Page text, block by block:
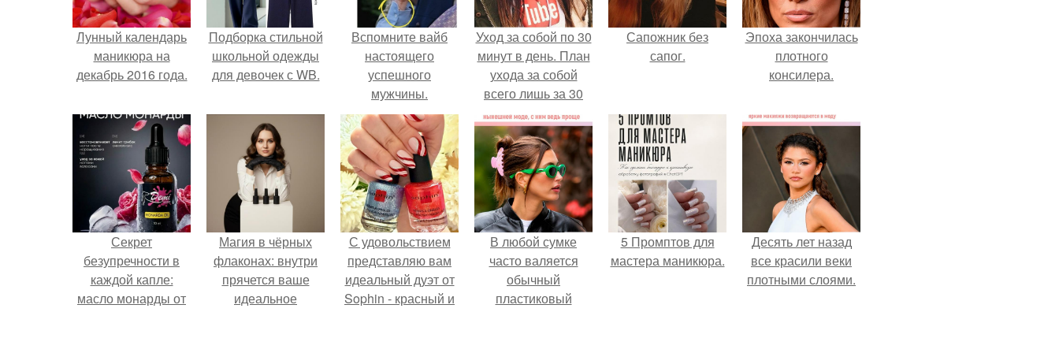
Лунный календарь
маникюра на
декабрь 2016 года.
Подборка стильной
школьной одежды
для девочек с WB.
Вспомните вайб
настоящего
успешного
мужчины.
Уход за собой по 30
минут в день. План
ухода за собой
всего лишь за 30
минут в день.
Сапожник без
сапог.
Эпоха закончилась
плотного
консилера.
Секрет
безупречности в
каждой капле:
масло монарды от
Магия в чёрных
флаконах: внутри
прячется ваше
идеальное
С удовольствием
представляю вам
идеальный дуэт от
Sophin - красный и
В любой сумке
часто валяется
обычный
пластиковый
5 Промптов для
мастера маникюра.
Десять лет назад
все красили веки
плотными слоями.